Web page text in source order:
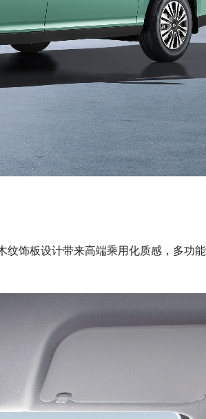
饰板设计带来高端乘用化质感，多功